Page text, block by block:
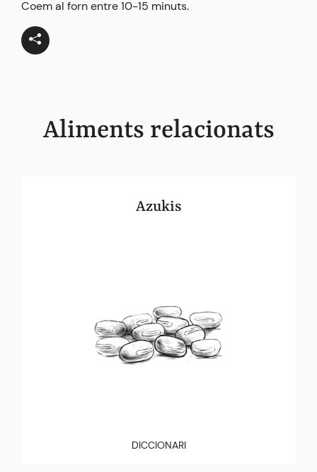
Coem al forn entre 10-15 minuts.
Aliments relacionats
Azukis
DICCIONARI